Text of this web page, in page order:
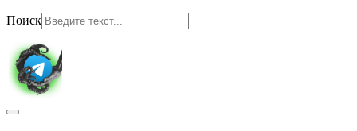
Поиск